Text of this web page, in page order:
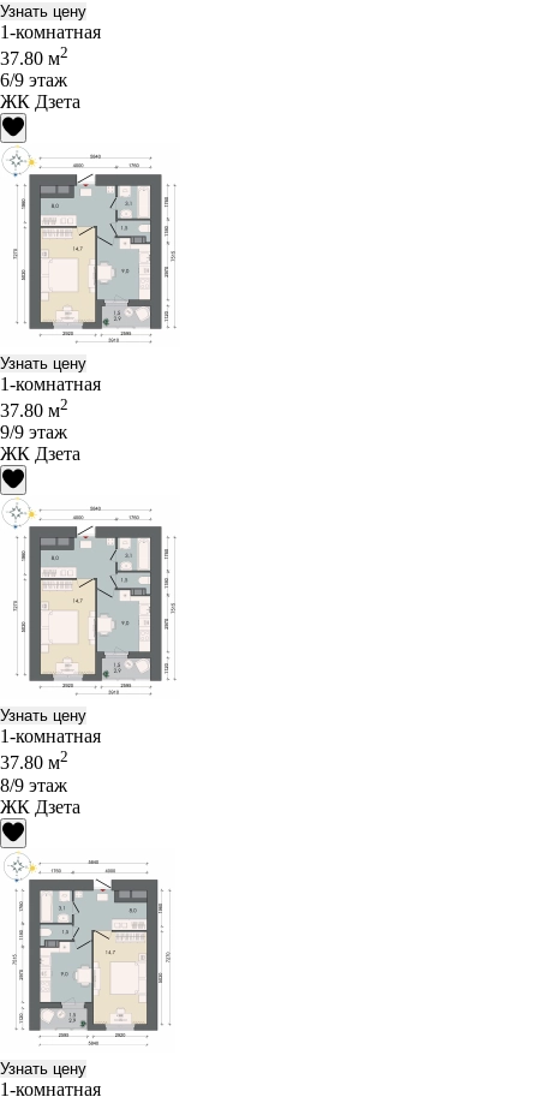
Узнать цену
1-комнатная
37.80 м2
6/9 этаж
ЖК Дзета
Узнать цену
1-комнатная
37.80 м2
9/9 этаж
ЖК Дзета
Узнать цену
1-комнатная
37.80 м2
8/9 этаж
ЖК Дзета
Узнать цену
1-комнатная